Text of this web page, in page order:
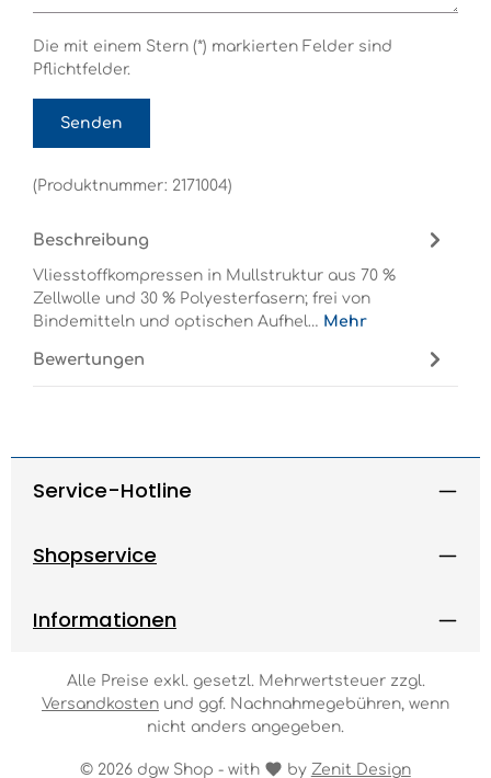
Die mit einem Stern (*) markierten Felder sind
Pflichtfelder.
Senden
(Produktnummer: 2171004)
Beschreibung
Vliesstoffkompressen in Mullstruktur aus 70 %
Zellwolle und 30 % Polyesterfasern; frei von
Bindemitteln und optischen Aufhel… Mehr
Bewertungen
Service-Hotline
Shopservice
Informationen
© 2026 dgw Shop - with by Zenit Design
Alle Preise exkl. gesetzl. Mehrwertsteuer zzgl.
Versandkosten und ggf. Nachnahmegebühren, wenn
nicht anders angegeben.